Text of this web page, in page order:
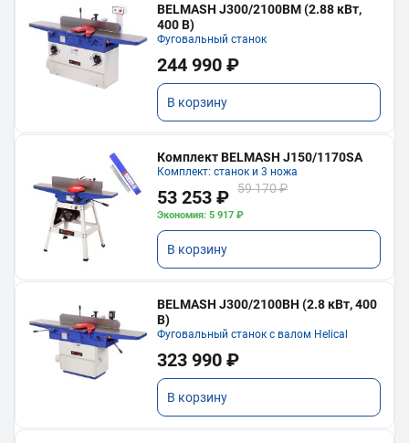
BELMASH J300/2100ВМ (2.88 кВт,
400 В)
Фуговальный станок
244 990 ₽
В корзину
Комплект BELMASH J150/1170SA
Комплект: станок и 3 ножа
53 253 ₽ 59 170 ₽
Экономия: 5 917 ₽
В корзину
BELMASH J300/2100ВH (2.8 кВт, 400
В)
Фуговальный станок с валом Helical
323 990 ₽
В корзину